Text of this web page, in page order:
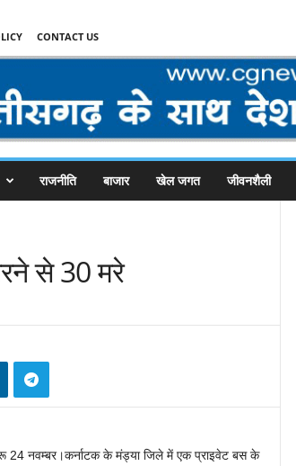
CONTACT US
राजनीति बाजार खेल जगत जीवनशैली
से 30 मरे
24 नवम्बर।कर्नाटक के मंड्या जिले में एक प्राइवेट बस के